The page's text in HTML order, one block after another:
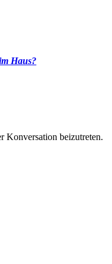
Haus?
Konversation beizutreten.